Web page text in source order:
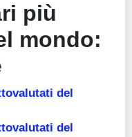
più
mondo:
del
del